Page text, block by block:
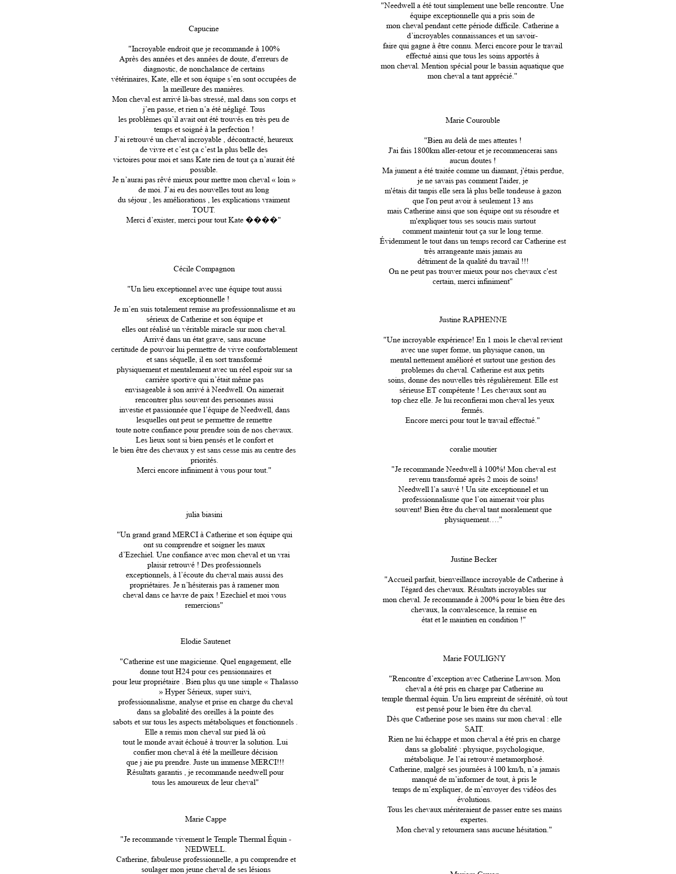
"Needwell a été tout simplement une belle rencontre. Une
équipe exceptionnelle qui a pris soin de
mon cheval pendant cette période difficile. Catherine a
d’incroyables connaissances et un savoir-
faire qui gagne à être connu. Merci encore pour le travail
effectué ainsi que tous les soins apportés à
mon cheval. Mention spécial pour le bassin aquatique que
mon cheval a tant apprécié."
Capucine
"Incroyable endroit que je recommande à 100%
Après des années et des années de doute, d'erreurs de
diagnostic, de nonchalance de certains
vétérinaires, Kate, elle et son équipe s’en sont occupées de
la meilleure des manières.
Mon cheval est arrivé là-bas stressé, mal dans son corps et
j’en passe, et rien n’a été négligé. Tous
les problèmes qu’il avait ont été trouvés en très peu de
temps et soigné à la perfection !
J’ai retrouvé un cheval incroyable , décontracté, heureux
de vivre et c’est ça c’est la plus belle des
victoires pour moi et sans Kate rien de tout ça n’aurait été
possible.
Je n’aurai pas rêvé mieux pour mettre mon cheval « loin »
de moi. J’ai eu des nouvelles tout au long
du séjour , les améliorations , les explications vraiment
TOUT.
Merci d’exister, merci pour tout Kate ����"
Marie Courouble
"Bien au delà de mes attentes !
J'ai fais 1800km aller-retour et je recommencerai sans
aucun doutes !
Ma jument a été traitée comme un diamant, j'étais perdue,
je ne savais pas comment l'aider, je
m'étais dit tanpis elle sera là plus belle tondeuse à gazon
que l'on peut avoir à seulement 13 ans
mais Catherine ainsi que son équipe ont su résoudre et
m'expliquer tous ses soucis mais surtout
comment maintenir tout ça sur le long terme.
Évidemment le tout dans un temps record car Catherine est
très arrangeante mais jamais au
détriment de la qualité du travail !!!
On ne peut pas trouver mieux pour nos chevaux c'est
certain, merci infiniment"
Cécile Compagnon
"Un lieu exceptionnel avec une équipe tout aussi
exceptionnelle !
Je m’en suis totalement remise au professionnalisme et au
sérieux de Catherine et son équipe et
elles ont réalisé un véritable miracle sur mon cheval.
Arrivé dans un état grave, sans aucune
certitude de pouvoir lui permettre de vivre confortablement
et sans séquelle, il en sort transformé
physiquement et mentalement avec un réel espoir sur sa
carrière sportive qui n’était même pas
envisageable à son arrivé à Needwell. On aimerait
rencontrer plus souvent des personnes aussi
investie et passionnée que l’équipe de Needwell, dans
lesquelles ont peut se permettre de remettre
toute notre confiance pour prendre soin de nos chevaux.
Les lieux sont si bien pensés et le confort et
le bien être des chevaux y est sans cesse mis au centre des
priorités.
Merci encore infiniment à vous pour tout."
Justine RAPHENNE
"Une incroyable expérience! En 1 mois le cheval revient
avec une super forme, un physique canon, un
mental nettement amélioré et surtout une gestion des
problemes du cheval. Catherine est aux petits
soins, donne des nouvelles très régulièrement. Elle est
sérieuse ET compétente ! Les chevaux sont au
top chez elle. Je lui reconfierai mon cheval les yeux
fermés.
Encore merci pour tout le travail effectué."
coralie moutier
"Je recommande Needwell à 100%! Mon cheval est
revenu transformé après 2 mois de soins!
Needwell l’a sauvé ! Un site exceptionnel et un
professionnalisme que l’on aimerait voir plus
souvent! Bien être du cheval tant moralement que
physiquement…."
julia biasini
"Un grand grand MERCI à Catherine et son équipe qui
ont su comprendre et soigner les maux
d’Ezechiel. Une confiance avec mon cheval et un vrai
plaisir retrouvé ! Des professionnels
exceptionnels, à l’écoute du cheval mais aussi des
propriétaires. Je n’hésiterais pas à ramener mon
cheval dans ce havre de paix ! Ezechiel et moi vous
remercions"
Justine Becker
"Accueil parfait, bienveillance incroyable de Catherine à
l'égard des chevaux. Résultats incroyables sur
mon cheval. Je recommande à 200% pour le bien être des
chevaux, la convalescence, la remise en
état et le maintien en condition !"
Elodie Sautenet
"Catherine est une magicienne. Quel engagement, elle
donne tout H24 pour ces pensionnaires et
pour leur propriétaire . Bien plus qu une simple « Thalasso
» Hyper Sérieux, super suivi,
professionnalisme, analyse et prise en charge du cheval
dans sa globalité des oreilles à la pointe des
sabots et sur tous les aspects métaboliques et fonctionnels .
Elle a remis mon cheval sur pied là où
tout le monde avait échoué à trouver la solution. Lui
confier mon cheval à été la meilleure décision
que j aie pu prendre. Juste un immense MERCI!!!
Résultats garantis , je recommande needwell pour
tous les amoureux de leur cheval"
Marie FOULIGNY
"Rencontre d’exception avec Catherine Lawson. Mon
cheval a été pris en charge par Catherine au
temple thermal équin. Un lieu empreint de sérénité, où tout
est pensé pour le bien être du cheval.
Dès que Catherine pose ses mains sur mon cheval : elle
SAIT.
Rien ne lui échappe et mon cheval a été pris en charge
dans sa globalité : physique, psychologique,
métabolique. Je l’ai retrouvé metamorphosé.
Catherine, malgré ses journées à 100 km/h, n’a jamais
manqué de m’informer de tout, à pris le
temps de m’expliquer, de m’envoyer des vidéos des
évolutions.
Tous les chevaux mériteraient de passer entre ses mains
expertes.
Mon cheval y retournera sans aucune hésitation."
Marie Cappe
"Je recommande vivement le Temple Thermal Équin -
NEDWELL.
Catherine, fabuleuse professionnelle, a pu comprendre et
soulager mon jeune cheval de ses lésions